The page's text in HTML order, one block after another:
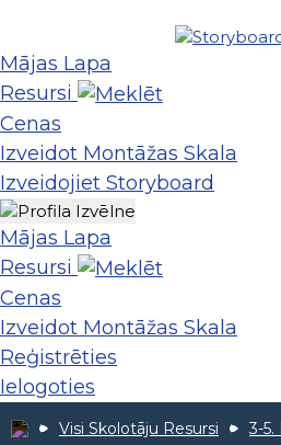
Mājas Lapa
Resursi
Cenas
Izveidot Montāžas Skala
Izveidojiet Storyboard
Mājas Lapa
Resursi
Cenas
Izveidot Montāžas Skala
Reģistrēties
Ielogoties
Visi Skolotāju Resursi 3-5.